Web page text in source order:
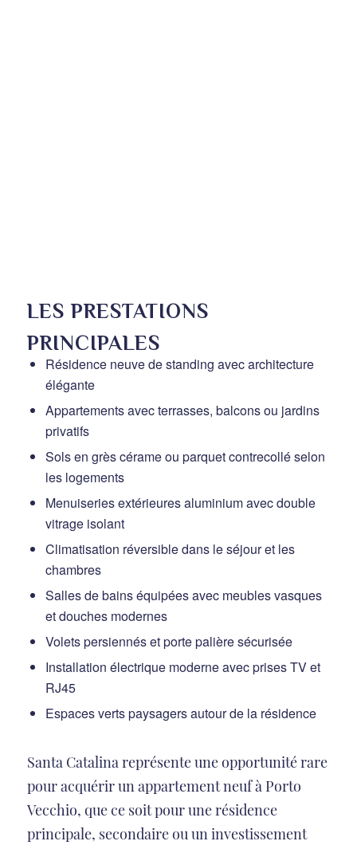
LES PRESTATIONS
PRINCIPALES
Résidence neuve de standing avec architecture
élégante
Appartements avec terrasses, balcons ou jardins
privatifs
Sols en grès cérame ou parquet contrecollé selon
les logements
Menuiseries extérieures aluminium avec double
vitrage isolant
Climatisation réversible dans le séjour et les
chambres
Salles de bains équipées avec meubles vasques
et douches modernes
Volets persiennés et porte palière sécurisée
Installation électrique moderne avec prises TV et
RJ45
Espaces verts paysagers autour de la résidence
Santa Catalina représente une opportunité rare
pour acquérir un appartement neuf à Porto
Vecchio, que ce soit pour une résidence
principale, secondaire ou un investissement